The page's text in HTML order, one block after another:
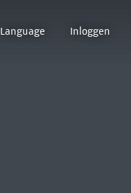
Language Inloggen